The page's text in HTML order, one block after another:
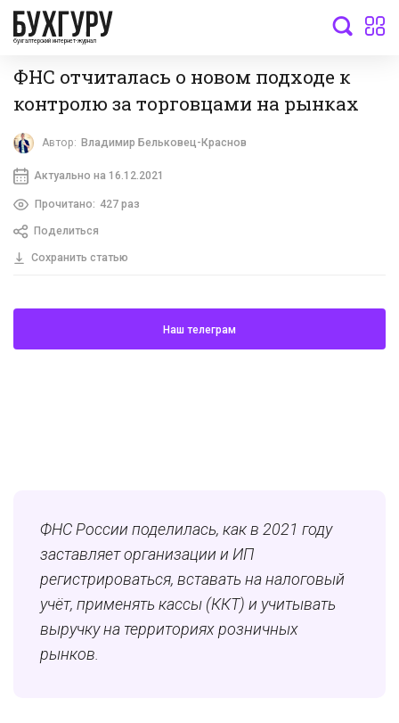
бухгалтерский интернет-журнал
ФНС отчиталась о новом подходе к
контролю за торговцами на рынках
Автор: Владимир Бельковец-Краснов
Актуально на 16.12.2021
Прочитано: 427 раз
Поделиться
Сохранить статью
Наш телеграм
ФНС России поделилась, как в 2021 году
заставляет организации и ИП
регистрироваться, вставать на налоговый
учёт, применять кассы (ККТ) и учитывать
выручку на территориях розничных
рынков.